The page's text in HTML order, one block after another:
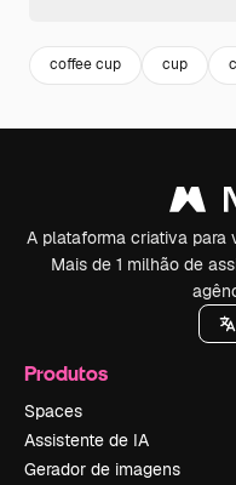
coffee cup cup
A plataforma criativa para
Mais de 1 milhão de
Produtos
Spaces
Assistente de IA
Gerador de imagens